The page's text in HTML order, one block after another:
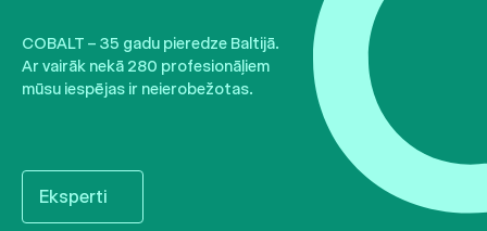
COBALT – 35 gadu pieredze Baltijā.
Ar vairāk nekā 280 profesionāļiem
mūsu iespējas ir neierobežotas.
Eksperti